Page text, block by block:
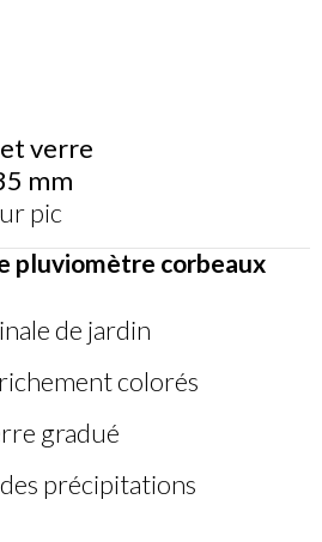
verre
mm
pic
pluviomètre corbeaux
de jardin
colorés
gradué
précipitations